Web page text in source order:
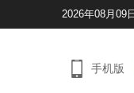
2026年08月09日
手机版